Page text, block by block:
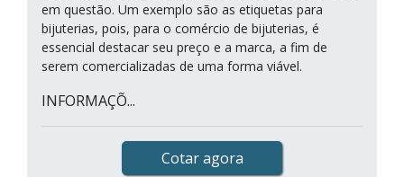
em questão. Um exemplo são as etiquetas para
bijuterias, pois, para o comércio de bijuterias, é
essencial destacar seu preço e a marca, a fim de
serem comercializadas de uma forma viável.
INFORMAÇÕ...
Cotar agora